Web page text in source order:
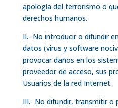
apología del terrorismo o
derechos humanos.
II.- No introducir o difundir
datos (virus y software
provocar daños en los
proveedor de acceso, sus
Usuarios de la red Internet.
III.- No difundir, transmitir o